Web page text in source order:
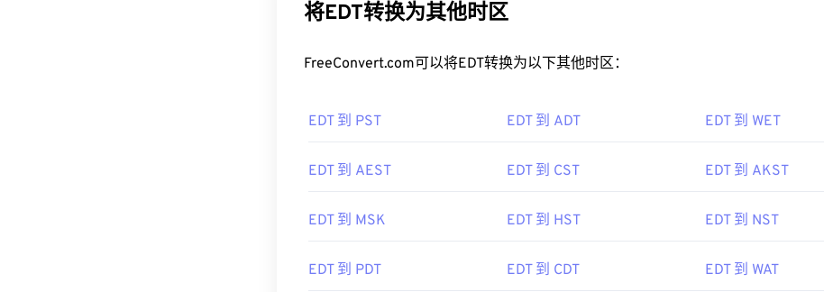
将EDT转换为其他时区
FreeConvert.com可以将EDT转换为以下其他时区：
EDT 到 PST EDT 到 ADT EDT 到 WET
EDT 到 AEST EDT 到 CST EDT 到 AKST
EDT 到 MSK EDT 到 HST EDT 到 NST
EDT 到 PDT EDT 到 CDT EDT 到 WAT